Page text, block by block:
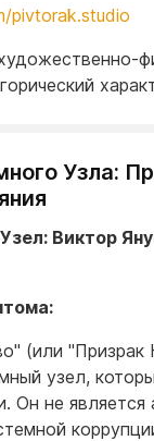
pivtorak.studio
Узла:
Виктор
(или "Призрак
узел,
Он не